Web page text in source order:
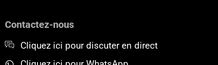
o
r
e
Contactez-nous
Cliquez ici pour discuter en direct